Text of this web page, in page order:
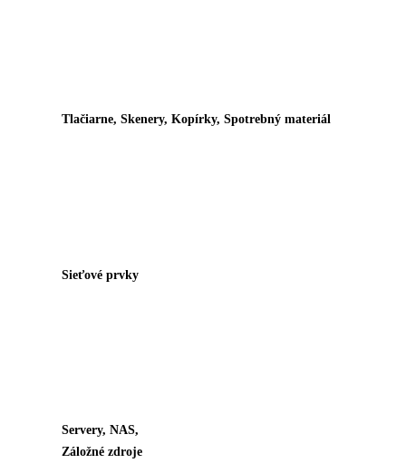
Tlačiarne, Skenery, Kopírky, Spotrebný materiál
Sieťové prvky
Servery, NAS,
Záložné zdroje